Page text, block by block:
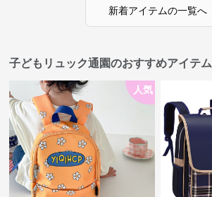
新着アイテムの一覧へ
子どもリュック通園のおすすめアイテム
人気